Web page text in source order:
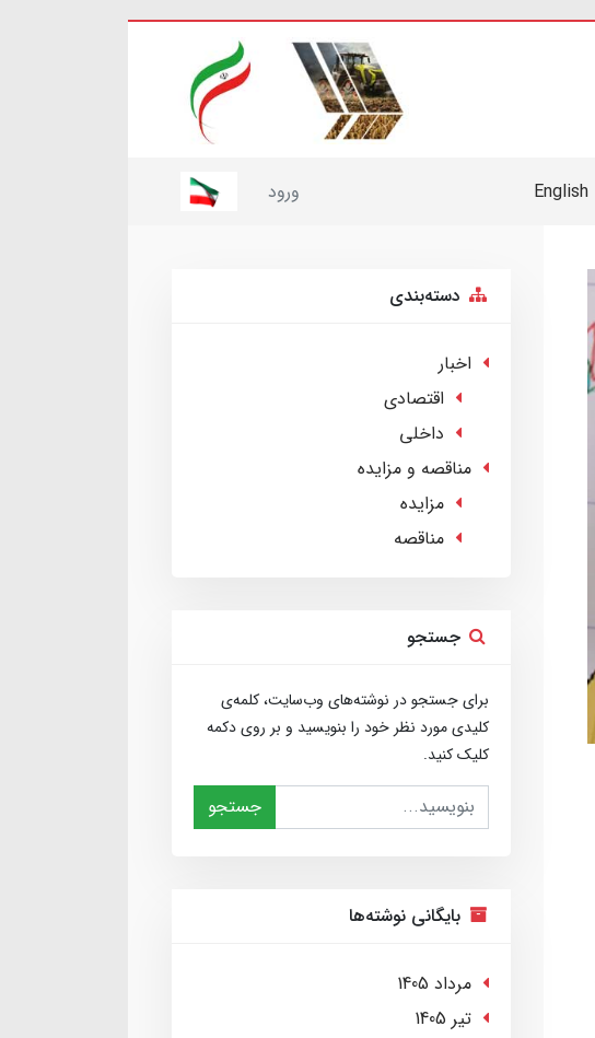
English ورود
دسته‌بندی
اخبار
اقتصادی
داخلی
مناقصه و مزایده
مزایده
مناقصه
جستجو
برای جستجو در نوشته‌های وب‌سایت، کلمه‌ی
کلیدی مورد نظر خود را بنویسید و بر روی دکمه
کلیک کنید.
جستجو
بایگانی نوشته‌ها
مرداد 1405
تير 1405